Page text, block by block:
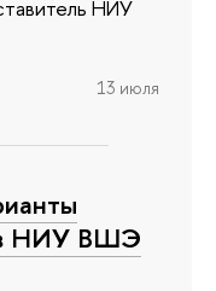
НИУ
13 июля
НИУ ВШЭ